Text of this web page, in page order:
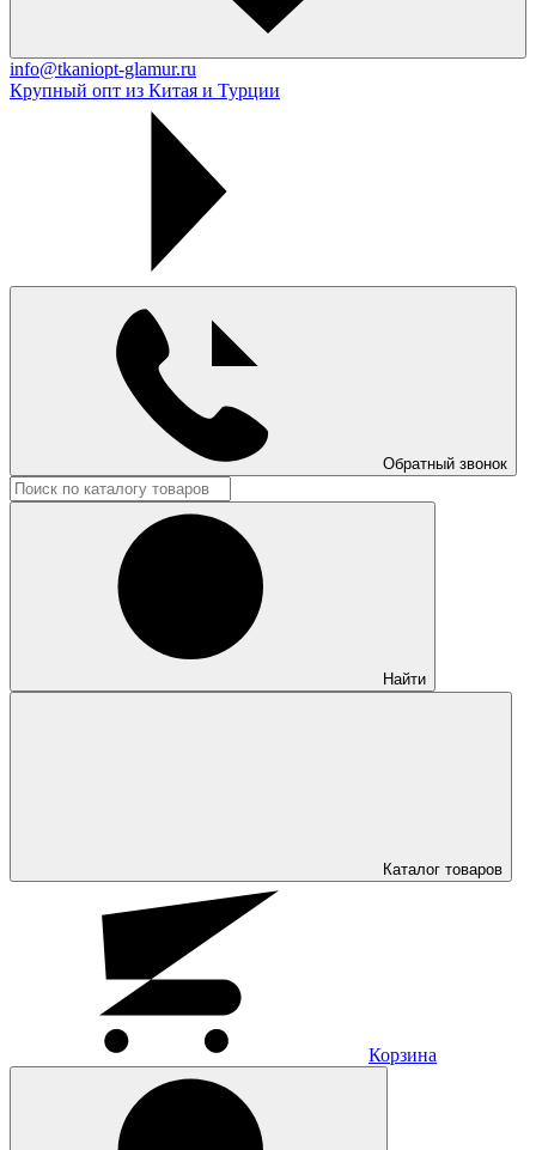
info@tkaniopt-glamur.ru
Крупный опт из Китая и Турции
Обратный звонок
Найти
Каталог товаров
Корзина